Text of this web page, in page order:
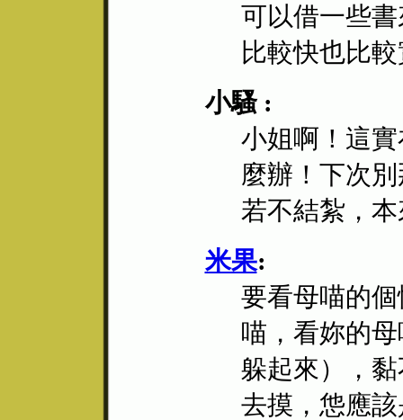
可以借一些
比較快也比
小騷 :
小姐啊！這
麼辦！下次
若不結紮，
米果:
要看母喵的
喵，看妳的
躲起來），
去摸，怹應